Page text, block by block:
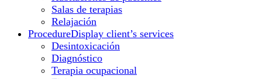
Salas de terapias
Relajación
ProcedureDisplay client’s services
Desintoxicación
Diagnóstico
Terapia ocupacional